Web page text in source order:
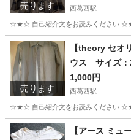
売ります 西葛西駅
☆★☆ 自己紹介文をお読みください ☆★☆
東京 江戸川区 西葛西駅
売ります
【theory セ
ウス サイズ：
1,000円
西葛西駅
☆★☆ 自己紹介文をお読みください
東京 江戸川区
【アース ミュ